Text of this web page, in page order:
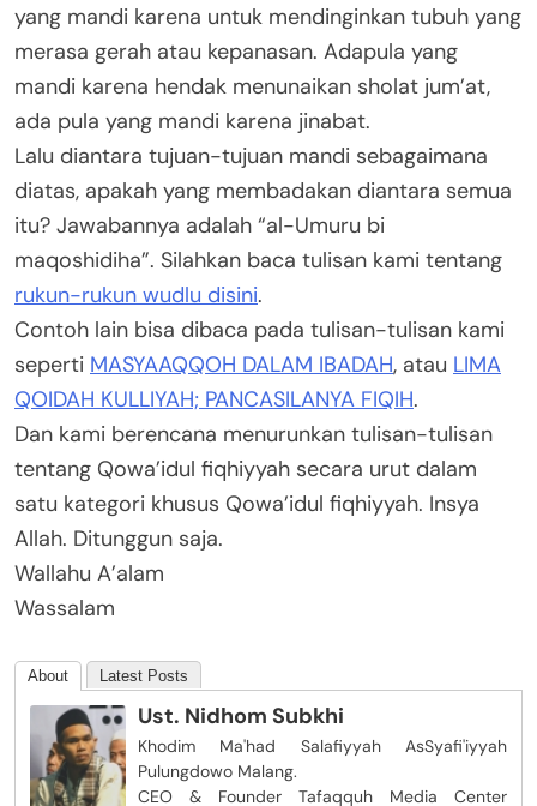
yang mandi karena untuk mendinginkan tubuh yang
merasa gerah atau kepanasan. Adapula yang
mandi karena hendak menunaikan sholat jum’at,
ada pula yang mandi karena jinabat.
Lalu diantara tujuan-tujuan mandi sebagaimana
diatas, apakah yang membadakan diantara semua
itu? Jawabannya adalah “al-Umuru bi
maqoshidiha”. Silahkan baca tulisan kami tentang
rukun-rukun wudlu disini.
Contoh lain bisa dibaca pada tulisan-tulisan kami
seperti MASYAAQQOH DALAM IBADAH, atau LIMA
QOIDAH KULLIYAH; PANCASILANYA FIQIH.
Dan kami berencana menurunkan tulisan-tulisan
tentang Qowa’idul fiqhiyyah secara urut dalam
satu kategori khusus Qowa’idul fiqhiyyah. Insya
Allah. Ditunggun saja.
Wallahu A’alam
Wassalam
About Latest Posts
Ust. Nidhom Subkhi
Khodim Ma'had Salafiyyah AsSyafi'iyyah
Pulungdowo Malang.
CEO & Founder Tafaqquh Media Center